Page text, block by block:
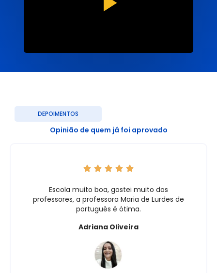
DEPOIMENTOS
Opinião de quem já foi aprovado
Escola muito boa, gostei muito dos
professores, a professora Maria de Lurdes de
português é ótima.
Adriana Oliveira